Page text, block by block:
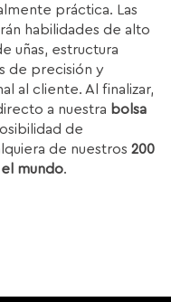
práctica. Las
habilidades de alto
uñas, estructura
de precisión y
al cliente. Al finalizar,
a nuestra bolsa
de
de nuestros200
mundo.